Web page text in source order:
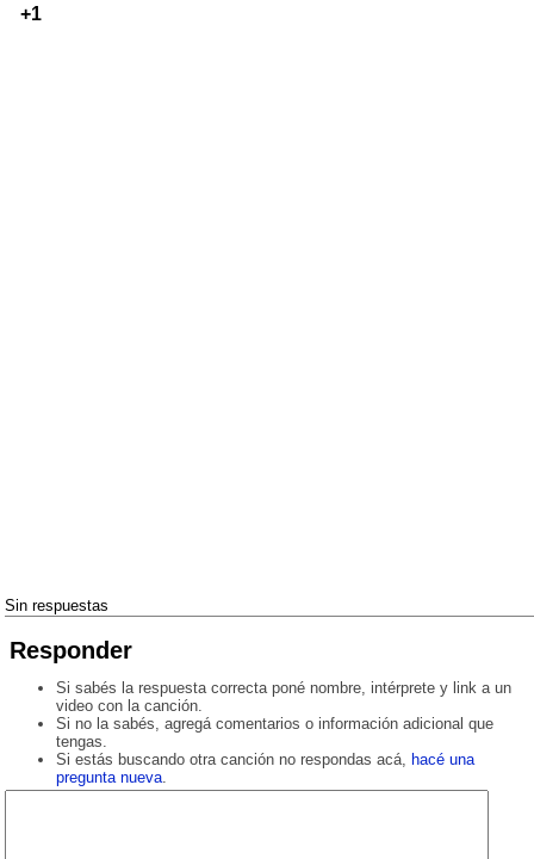
+1
Sin respuestas
Responder
Si sabés la respuesta correcta poné nombre, intérprete y link a un
video con la canción.
Si no la sabés, agregá comentarios o información adicional que
tengas.
Si estás buscando otra canción no respondas acá, hacé una
pregunta nueva.